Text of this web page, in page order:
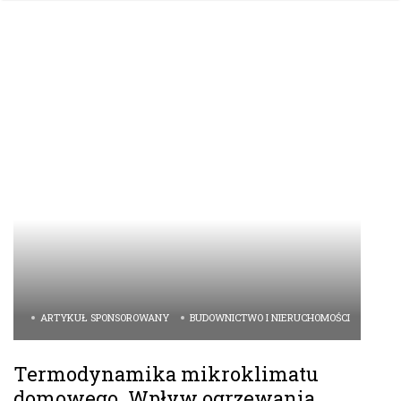
ARTYKUŁ SPONSOROWANY BUDOWNICTWO I NIERUCHOMOŚCI
Termodynamika mikroklimatu